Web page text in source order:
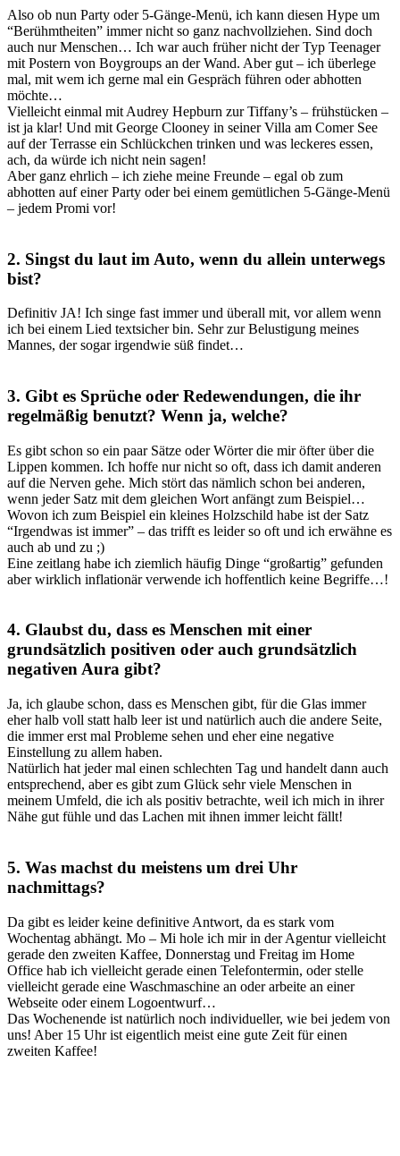
Also ob nun Party oder 5-Gänge-Menü, ich kann diesen Hype um
“Berühmtheiten” immer nicht so ganz nachvollziehen. Sind doch
auch nur Menschen… Ich war auch früher nicht der Typ Teenager
mit Postern von Boygroups an der Wand. Aber gut – ich überlege
mal, mit wem ich gerne mal ein Gespräch führen oder abhotten
möchte…
Vielleicht einmal mit Audrey Hepburn zur Tiffany’s – frühstücken –
ist ja klar! Und mit George Clooney in seiner Villa am Comer See
auf der Terrasse ein Schlückchen trinken und was leckeres essen,
ach, da würde ich nicht nein sagen!
Aber ganz ehrlich – ich ziehe meine Freunde – egal ob zum
abhotten auf einer Party oder bei einem gemütlichen 5-Gänge-Menü
– jedem Promi vor!
2. Singst du laut im Auto, wenn du allein unterwegs
bist?
Definitiv JA! Ich singe fast immer und überall mit, vor allem wenn
ich bei einem Lied textsicher bin. Sehr zur Belustigung meines
Mannes, der sogar irgendwie süß findet…
3. Gibt es Sprüche oder Redewendungen, die ihr
regelmäßig benutzt? Wenn ja, welche?
Es gibt schon so ein paar Sätze oder Wörter die mir öfter über die
Lippen kommen. Ich hoffe nur nicht so oft, dass ich damit anderen
auf die Nerven gehe. Mich stört das nämlich schon bei anderen,
wenn jeder Satz mit dem gleichen Wort anfängt zum Beispiel…
Wovon ich zum Beispiel ein kleines Holzschild habe ist der Satz
“Irgendwas ist immer” – das trifft es leider so oft und ich erwähne es
auch ab und zu ;)
Eine zeitlang habe ich ziemlich häufig Dinge “großartig” gefunden
aber wirklich inflationär verwende ich hoffentlich keine Begriffe…!
4. Glaubst du, dass es Menschen mit einer
grundsätzlich positiven oder auch grundsätzlich
negativen Aura gibt?
Ja, ich glaube schon, dass es Menschen gibt, für die Glas immer
eher halb voll statt halb leer ist und natürlich auch die andere Seite,
die immer erst mal Probleme sehen und eher eine negative
Einstellung zu allem haben.
Natürlich hat jeder mal einen schlechten Tag und handelt dann auch
entsprechend, aber es gibt zum Glück sehr viele Menschen in
meinem Umfeld, die ich als positiv betrachte, weil ich mich in ihrer
Nähe gut fühle und das Lachen mit ihnen immer leicht fällt!
5. Was machst du meistens um drei Uhr
nachmittags?
Da gibt es leider keine definitive Antwort, da es stark vom
Wochentag abhängt. Mo – Mi hole ich mir in der Agentur vielleicht
gerade den zweiten Kaffee, Donnerstag und Freitag im Home
Office hab ich vielleicht gerade einen Telefontermin, oder stelle
vielleicht gerade eine Waschmaschine an oder arbeite an einer
Webseite oder einem Logoentwurf…
Das Wochenende ist natürlich noch individueller, wie bei jedem von
uns! Aber 15 Uhr ist eigentlich meist eine gute Zeit für einen
zweiten Kaffee!